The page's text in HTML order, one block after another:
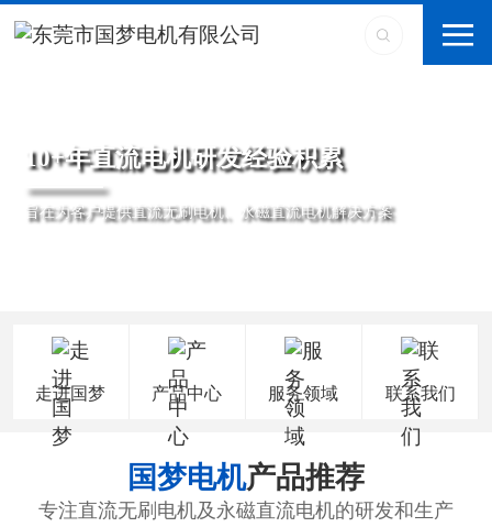
10+年直流电机研发经验积累
旨在为客户提供直流无刷电机、永磁直流电机解决方案
走进国梦 产品中心 服务领域 联系我们
国梦电机产品推荐
专注直流无刷电机及永磁直流电机的研发和生产